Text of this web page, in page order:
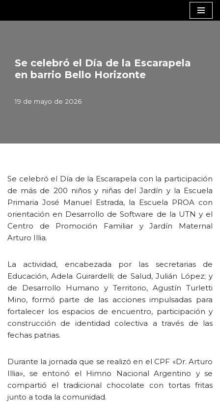
Se celebró el Día de la Escarapela
en barrio Bello Horizonte
19 de mayo de 2026
Se celebró el Día de la Escarapela con la participación
de más de 200 niños y niñas del Jardín y la Escuela
Primaria José Manuel Estrada, la Escuela PROA con
orientación en Desarrollo de Software de la UTN y el
Centro de Promoción Familiar y Jardín Maternal
Arturo Illia.
La actividad, encabezada por las secretarias de
Educación, Adela Guirardelli; de Salud, Julián López; y
de Desarrollo Humano y Territorio, Agustín Turletti
Mino, formó parte de las acciones impulsadas para
fortalecer los espacios de encuentro, participación y
construcción de identidad colectiva a través de las
fechas patrias.
Durante la jornada que se realizó en el CPF «Dr. Arturo
Illia», se entonó el Himno Nacional Argentino y se
compartió el tradicional chocolate con tortas fritas
junto a toda la comunidad.